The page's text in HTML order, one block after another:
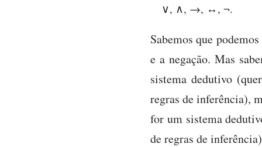
∨, ∧, →, ↔, ¬.
Sabemos que
e a negação. Mas
sistema dedutivo
regras de inferência),
for um sistema
de regras de